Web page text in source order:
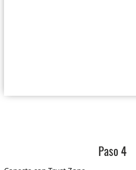
Paso 4